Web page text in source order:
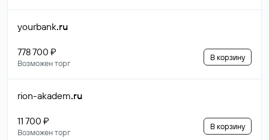
yourbank.ru
778 700 ₽
Возможен торг
В корзину
rion-akadem.ru
11 700 ₽
Возможен торг
В корзину